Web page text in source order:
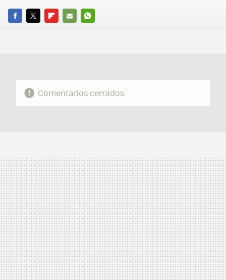
FACEBOOK
TWITTERFLIPBOARD
E-
WHATSAPP
Comentarios cerrados